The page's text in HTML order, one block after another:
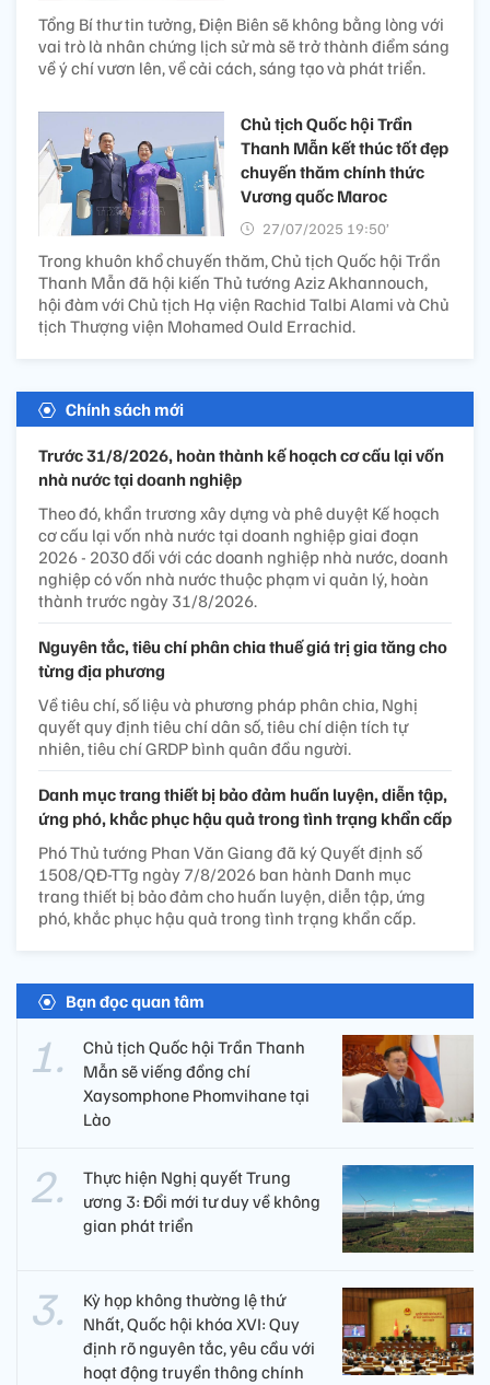
Tổng Bí thư tin tưởng, Điện Biên sẽ không bằng lòng với
vai trò là nhân chứng lịch sử mà sẽ trở thành điểm sáng
về ý chí vươn lên, về cải cách, sáng tạo và phát triển.
Chủ tịch Quốc hội Trần
Thanh Mẫn kết thúc tốt đẹp
chuyến thăm chính thức
Vương quốc Maroc
27/07/2025 19:50’
Trong khuôn khổ chuyến thăm, Chủ tịch Quốc hội Trần
Thanh Mẫn đã hội kiến Thủ tướng Aziz Akhannouch,
hội đàm với Chủ tịch Hạ viện Rachid Talbi Alami và Chủ
tịch Thượng viện Mohamed Ould Errachid.
Chính sách mới
Trước 31/8/2026, hoàn thành kế hoạch cơ cấu lại vốn
nhà nước tại doanh nghiệp
Theo đó, khẩn trương xây dựng và phê duyệt Kế hoạch
cơ cấu lại vốn nhà nước tại doanh nghiệp giai đoạn
2026 - 2030 đối với các doanh nghiệp nhà nước, doanh
nghiệp có vốn nhà nước thuộc phạm vi quản lý, hoàn
thành trước ngày 31/8/2026.
Nguyên tắc, tiêu chí phân chia thuế giá trị gia tăng cho
từng địa phương
Về tiêu chí, số liệu và phương pháp phân chia, Nghị
quyết quy định tiêu chí dân số, tiêu chí diện tích tự
nhiên, tiêu chí GRDP bình quân đầu người.
Danh mục trang thiết bị bảo đảm huấn luyện, diễn tập,
ứng phó, khắc phục hậu quả trong tình trạng khẩn cấp
Phó Thủ tướng Phan Văn Giang đã ký Quyết định số
1508/QĐ-TTg ngày 7/8/2026 ban hành Danh mục
trang thiết bị bảo đảm cho huấn luyện, diễn tập, ứng
phó, khắc phục hậu quả trong tình trạng khẩn cấp.
Bạn đọc quan tâm
Chủ tịch Quốc hội Trần Thanh
Mẫn sẽ viếng đồng chí
Xaysomphone Phomvihane tại
Lào
Thực hiện Nghị quyết Trung
ương 3: Đổi mới tư duy về không
gian phát triển
Kỳ họp không thường lệ thứ
Nhất, Quốc hội khóa XVI: Quy
định rõ nguyên tắc, yêu cầu với
hoạt động truyền thông chính